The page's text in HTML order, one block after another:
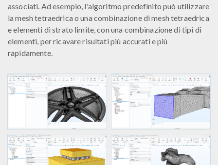
associati. Ad esempio, l'algoritmo predefinito può utilizzare
la mesh tetraedrica o una combinazione di mesh tetraedrica
e elementi di strato limite, con una combinazione di tipi di
elementi, per ricavare risultati più accurati e più
rapidamente.